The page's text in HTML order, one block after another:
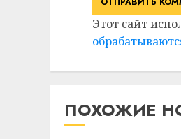
Этот сайт
ПОХОЖИЕ